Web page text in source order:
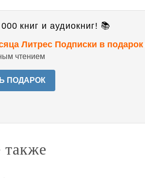
книг и аудиокниг! 📚
Литрес Подписки в подарок
чтением
ПОДАРОК
также